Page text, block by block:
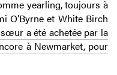
yearling, toujours à
O’Byrne et White Birch
a été achetée par la
à Newmarket, pour